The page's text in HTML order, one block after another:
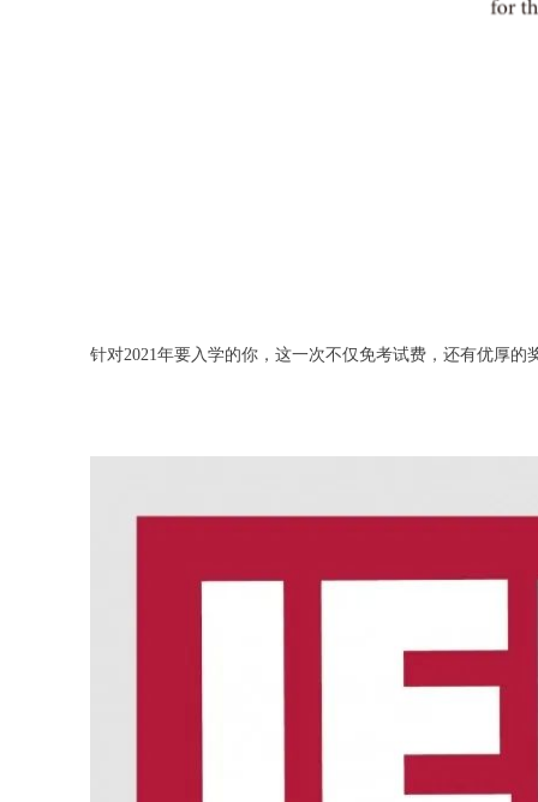
针对2021年要入学的你，这一次不仅免考试费，还有优厚的